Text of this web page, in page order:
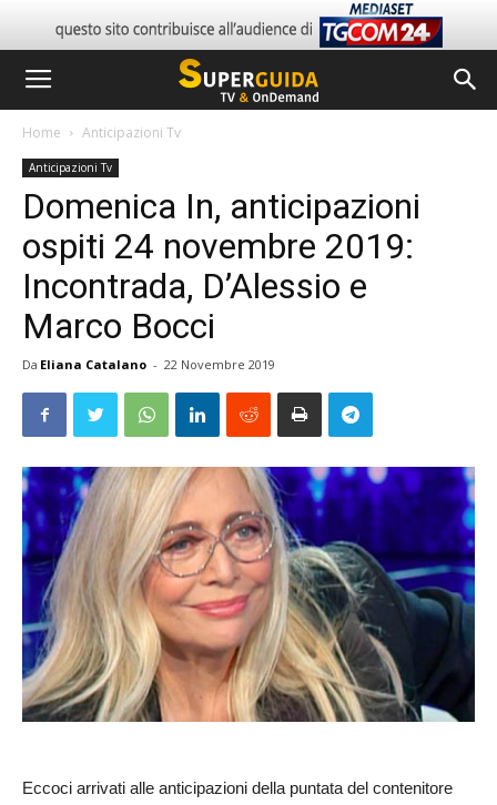
Home Anticipazioni Tv
Anticipazioni Tv
Domenica In, anticipazioni
ospiti 24 novembre 2019:
Incontrada, D’Alessio e
Marco Bocci
Da Eliana Catalano - 22 Novembre 2019
Eccoci arrivati alle anticipazioni della puntata del contenitore